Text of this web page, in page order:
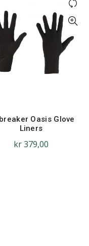
Oasis Glove
Liners
kr379,00